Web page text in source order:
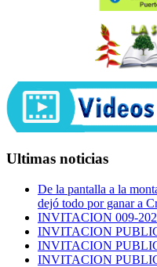
Ultimas noticias
De la pantalla a la
dejó todo por ganar a
INVITACION 009-
INVITACION
INVITACION
INVITACION